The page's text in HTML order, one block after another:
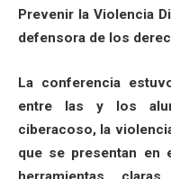
Prevenir la Violencia
defensora de los
La conferencia
entre las y los
ciberacoso, la
que se presentan en